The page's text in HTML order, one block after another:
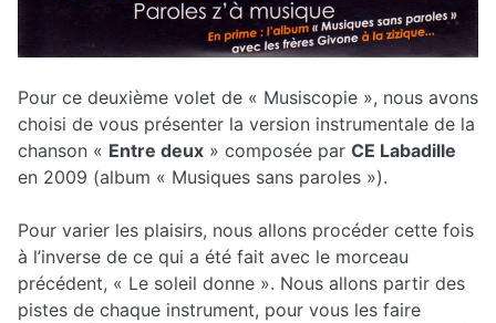
Pour ce deuxième volet de « Musiscopie », nous avons
choisi de vous présenter la version instrumentale de la
chanson « Entre deux » composée par CE Labadille
en 2009 (album « Musiques sans paroles »).
Pour varier les plaisirs, nous allons procéder cette fois
à l’inverse de ce qui a été fait avec le morceau
précédent, « Le soleil donne ». Nous allons partir des
pistes de chaque instrument, pour vous les faire